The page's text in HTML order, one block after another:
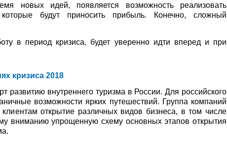
новых идей, появляется возможность реализовать
будут приносить прибыль. Конечно, сложный
в период кризиса, будет уверенно идти вперед и при
кризиса 2018
развитию внутреннего туризма в России. Для российского
возможности ярких путешествий. Группа компаний
открытие различных видов бизнеса, в том числе
вниманию упрощенную схему основных этапов открытия